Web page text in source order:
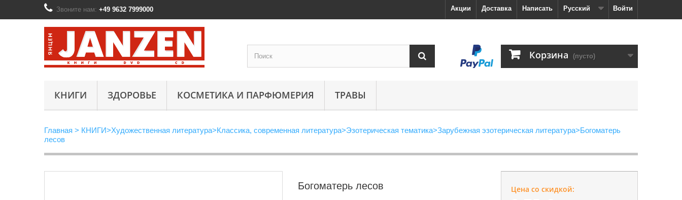
Войти
Русский
Написать
Доставка
Акции
Звоните нам: +49 9632 7999000
Корзина (пусто)
КНИГИ ЗДОРОВЬЕ КОСМЕТИКА И ПАРФЮМЕРИЯ ТРАВЫ
Главная > КНИГИ>Художественная литература>Классика, современная литература>Эзотерическая тематика>Зарубежная эзотерическая литература>Богоматерь
лесов
Богоматерь лесов Цена со скидкой: